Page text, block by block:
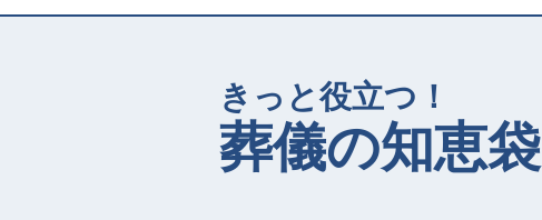
きっと役立つ！
葬儀の知恵袋